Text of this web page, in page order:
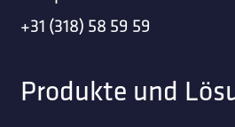
+31 (318) 58 59 59
Produkte und